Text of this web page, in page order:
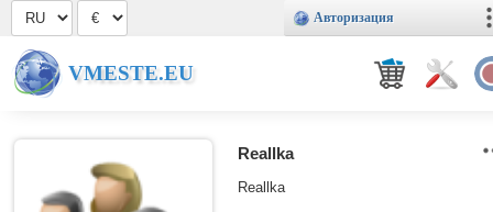
Авторизация
VMESTE.EU
Reallka
Reallka